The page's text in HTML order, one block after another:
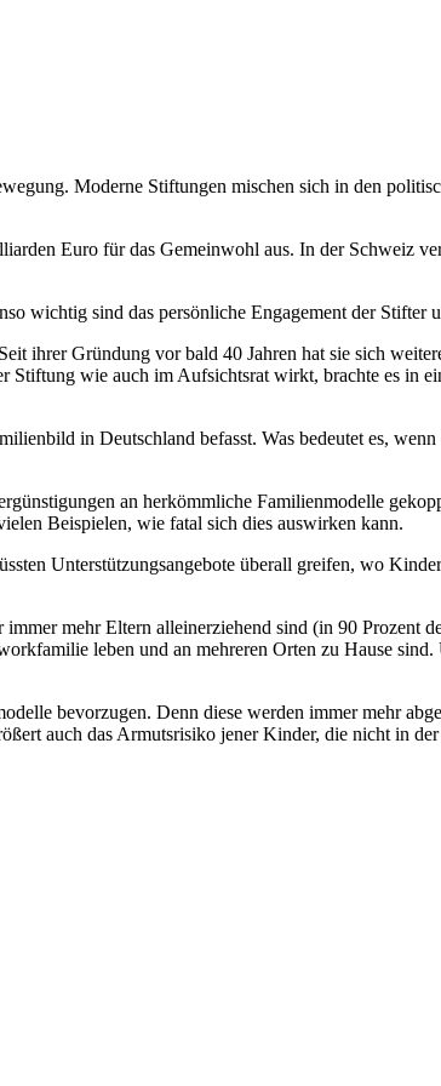
Moderne Stiftungen mischen sich in den
Euro für das Gemeinwohl aus. In der Schweiz
wichtig sind das persönliche Engagement der
ihrer Gründung vor bald 40 Jahren hat sie sich
wie auch im Aufsichtsrat wirkt, brachte es in
in Deutschland befasst. Was bedeutet es,
an herkömmliche Familienmodelle
Beispielen, wie fatal sich dies auswirken kann.
Unterstützungsangebote überall greifen, wo
mehr Eltern alleinerziehend sind (in 90 Prozent
leben und an mehreren Orten zu Hause
bevorzugen. Denn diese werden immer mehr
auch das Armutsrisiko jener Kinder, die nicht in